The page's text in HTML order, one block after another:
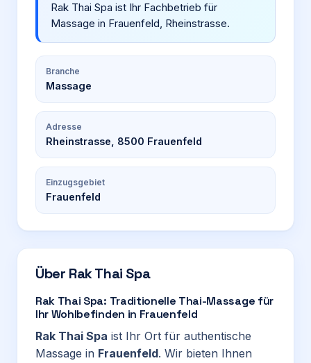
Rak Thai Spa ist Ihr Fachbetrieb für
Massage in Frauenfeld, Rheinstrasse.
Branche
Massage
Adresse
Rheinstrasse, 8500 Frauenfeld
Einzugsgebiet
Frauenfeld
Über Rak Thai Spa
Rak Thai Spa: Traditionelle Thai-Massage für
Ihr Wohlbefinden in Frauenfeld
Rak Thai Spa ist Ihr Ort für authentische
Massage in Frauenfeld. Wir bieten Ihnen